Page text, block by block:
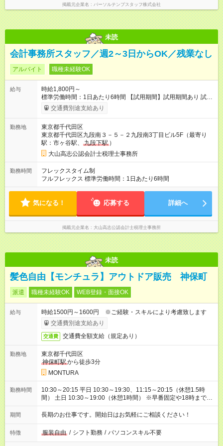
掲載元企業名 パーソルテンプスタッフ株式会社
未読
会計事務所スタッフ／週2～3日からOK／残業なし
アルバイト 職種未経験OK
給与
時給1,800円～
標準労働時間：1日あたり6時間 【試用期間】試用期間あり 試用
期間の長さ：3ヶ月 雇用形態、給与は本採用時と同じです。
交通費別途支給あり
勤務地
東京都千代田区
東京都千代田区九段南３－５－２九段南3丁目ビル5F（最寄り
駅：市ヶ谷駅、
九段下駅 ）
大山高志公認会計士税理士事務所
勤務時間
フレックスタイム制
フルフレックス 標準労働時間：1日あたり6時間
気になる！ 応募する 詳細へ
掲載元企業名 大山高志公認会計士税理士事務所
未読
髪色自由【モンチュラ】アウトドア販売 神保町
派遣 職種未経験OK WEB登録・面接OK
給与
時給1500円～1600円 ※ご経験・スキルにより考慮致します
交通費別途支給あり
交通費 交通費全額支給（規定あり）
勤務地
東京都千代田区
神保町駅から徒歩3分
MONTURA
勤務時間
10:30～20:15 平日 10:30～19:30、11:15～20:15（休憩1.5時
間） 土日 10:30～19:00（休憩1時間） ※早番固定や18時まで時
短など勤務時間の相談OK
期間 長期のお仕事です。開始日はお気軽にご相談ください！
特徴 服装自由 / シフト勤務 / パソコンスキル不要